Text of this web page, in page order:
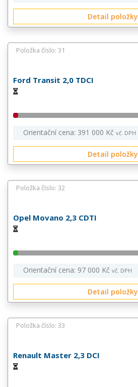
Detail položky
Položka číslo: 31
Ford Transit 2,0 TDCI
Orientační cena: 391 000 Kč vč. DPH
Detail položky
Položka číslo: 32
Opel Movano 2,3 CDTI
Orientační cena: 97 000 Kč vč. DPH
Detail položky
Položka číslo: 33
Renault Master 2,3 DCI